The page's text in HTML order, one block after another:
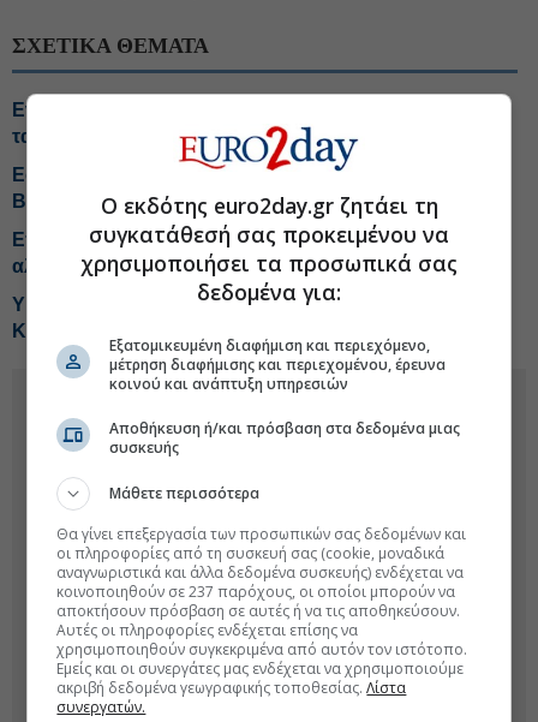
ΣΧΕΤΙΚΑ ΘΕΜΑΤΑ
Ενημερώθηκε για τις επιχειρήσεις πυρόσβεσης και για
τα ελικόπτερα ο Κ. Μητσοτάκης
Εφυγε από τη ζωή σε ηλικία 93 ετών ο Ιωάννης
Βαρβιτσιώτης
Επικοινωνία Μητσοτάκη με τον Πρόεδρο της Αιγύπτου
αλ Σίσι
ΥΠΕΞ: Χαιρετίζουμε την ανακοίνωση Γκουτέρες για το
Κυπριακό
Ο εκδότης euro2day.gr ζητάει τη
συγκατάθεσή σας προκειμένου να
χρησιμοποιήσει τα προσωπικά σας
δεδομένα για:
Εξατομικευμένη διαφήμιση και περιεχόμενο,
μέτρηση διαφήμισης και περιεχομένου, έρευνα
κοινού και ανάπτυξη υπηρεσιών
Αποθήκευση ή/και πρόσβαση στα δεδομένα μιας
συσκευής
Μάθετε περισσότερα
Θα γίνει επεξεργασία των προσωπικών σας δεδομένων και
οι πληροφορίες από τη συσκευή σας (cookie, μοναδικά
αναγνωριστικά και άλλα δεδομένα συσκευής) ενδέχεται να
κοινοποιηθούν σε 237 παρόχους, οι οποίοι μπορούν να
αποκτήσουν πρόσβαση σε αυτές ή να τις αποθηκεύσουν.
Αυτές οι πληροφορίες ενδέχεται επίσης να
χρησιμοποιηθούν συγκεκριμένα από αυτόν τον ιστότοπο.
Εμείς και οι συνεργάτες μας ενδέχεται να χρησιμοποιούμε
ακριβή δεδομένα γεωγραφικής τοποθεσίας.Λίστα
συνεργατών.